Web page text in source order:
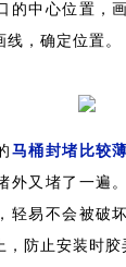
的中心位置，
，确定位置。
马桶封堵比较薄
外又堵了一遍
，轻易不会被破
防止安装时胶